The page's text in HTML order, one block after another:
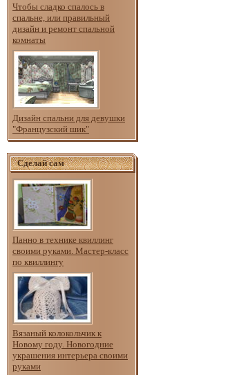
Чтобы сладко спалось в
спальне, или правильный
дизайн и ремонт спальной
комнаты
Дизайн спальни для девушки
"Французский шик"
Сделай сам
Панно в технике квиллинг
своими руками. Мастер-класс
по квиллингу
Вязаный колокольчик к
Новому году. Новогодние
украшения интерьера своими
руками